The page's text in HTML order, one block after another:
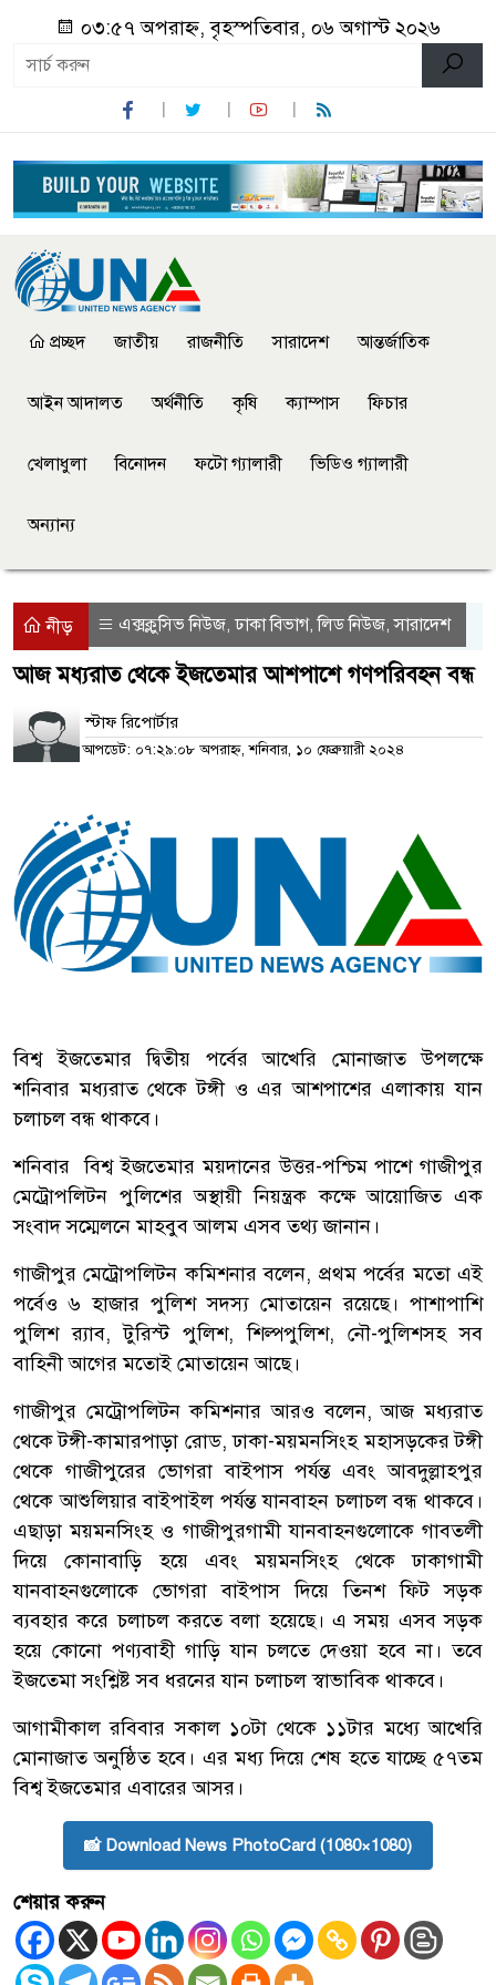
০৩:৫৭ অপরাহ্ন, বৃহস্পতিবার, ০৬ অগাস্ট ২০২৬
প্রচ্ছদ জাতীয় রাজনীতি সারাদেশ আন্তর্জাতিক
আইন আদালত অর্থনীতি কৃষি ক্যাম্পাস ফিচার
খেলাধুলা বিনোদন ফটো গ্যালারী ভিডিও গ্যালারী
অন্যান্য
নীড় এক্সক্লুসিভ নিউজ,ঢাকা বিভাগ,লিড নিউজ,সারাদেশ
আজ মধ্যরাত থেকে ইজতেমার আশপাশে গণপরিবহন বন্ধ
স্টাফ রিপোর্টার
আপডেট: ০৭:২৯:০৮ অপরাহ্ন, শনিবার, ১০ ফেব্রুয়ারী ২০২৪
বিশ্ব ইজতেমার দ্বিতীয় পর্বের আখেরি মোনাজাত উপলক্ষে
শনিবার মধ্যরাত থেকে টঙ্গী ও এর আশপাশের এলাকায় যান
চলাচল বন্ধ থাকবে।
শনিবার বিশ্ব ইজতেমার ময়দানের উত্তর-পশ্চিম পাশে গাজীপুর
মেট্রোপলিটন পুলিশের অস্থায়ী নিয়ন্ত্রক কক্ষে আয়োজিত এক
সংবাদ সম্মেলনে মাহবুব আলম এসব তথ্য জানান।
গাজীপুর মেট্রোপলিটন কমিশনার বলেন, প্রথম পর্বের মতো এই
পর্বেও ৬ হাজার পুলিশ সদস্য মোতায়েন রয়েছে। পাশাপাশি
পুলিশ র‍্যাব, টুরিস্ট পুলিশ, শিল্পপুলিশ, নৌ-পুলিশসহ সব
বাহিনী আগের মতোই মোতায়েন আছে।
গাজীপুর মেট্রোপলিটন কমিশনার আরও বলেন, আজ মধ্যরাত
থেকে টঙ্গী-কামারপাড়া রোড, ঢাকা-ময়মনসিংহ মহাসড়কের টঙ্গী
থেকে গাজীপুরের ভোগরা বাইপাস পর্যন্ত এবং আবদুল্লাহপুর
থেকে আশুলিয়ার বাইপাইল পর্যন্ত যানবাহন চলাচল বন্ধ থাকবে।
এছাড়া ময়মনসিংহ ও গাজীপুরগামী যানবাহনগুলোকে গাবতলী
দিয়ে কোনাবাড়ি হয়ে এবং ময়মনসিংহ থেকে ঢাকাগামী
যানবাহনগুলোকে ভোগরা বাইপাস দিয়ে তিনশ ফিট সড়ক
ব্যবহার করে চলাচল করতে বলা হয়েছে। এ সময় এসব সড়ক
হয়ে কোনো পণ্যবাহী গাড়ি যান চলতে দেওয়া হবে না। তবে
ইজতেমা সংশ্লিষ্ট সব ধরনের যান চলাচল স্বাভাবিক থাকবে।
আগামীকাল রবিবার সকাল ১০টা থেকে ১১টার মধ্যে আখেরি
মোনাজাত অনুষ্ঠিত হবে। এর মধ্য দিয়ে শেষ হতে যাচ্ছে ৫৭তম
বিশ্ব ইজতেমার এবারের আসর।
📸 Download News PhotoCard (1080×1080)
শেয়ার করুন